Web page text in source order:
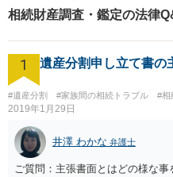
相続財産調査・鑑定の法律
1 遺産分割申し立て書の
#遺産分割 #家族間の相続トラブル #相
2019年1月29日
井澤 わかな 弁護士
ご質問：主張書面とはどの様な